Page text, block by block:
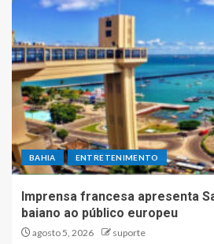
BAHIA ENTRETENIMENTO
Imprensa francesa apresenta
baiano ao público europeu
agosto 5, 2026 suporte